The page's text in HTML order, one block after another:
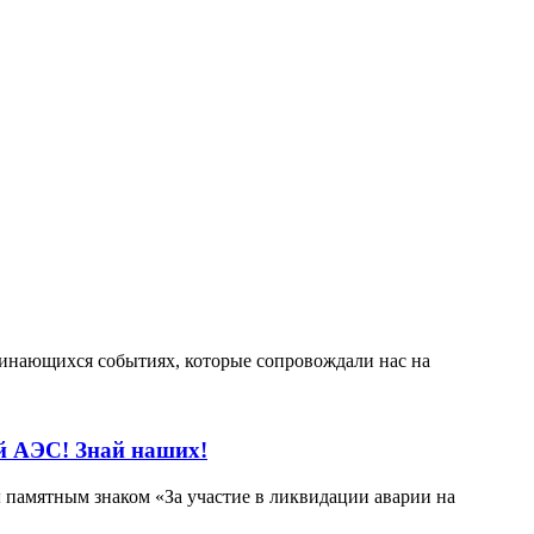
событиях, которые сопровождали нас на
АЭС! Знай наших!
знаком «За участие в ликвидации аварии на